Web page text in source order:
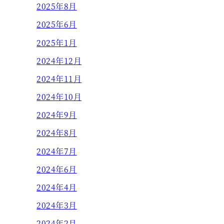
2025年8月
2025年6月
2025年1月
2024年12月
2024年11月
2024年10月
2024年9月
2024年8月
2024年7月
2024年6月
2024年4月
2024年3月